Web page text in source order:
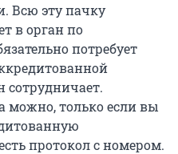
Всю эту пачку
в орган по
потребует
сотрудничает.
можно, только если вы
протокол с номером.